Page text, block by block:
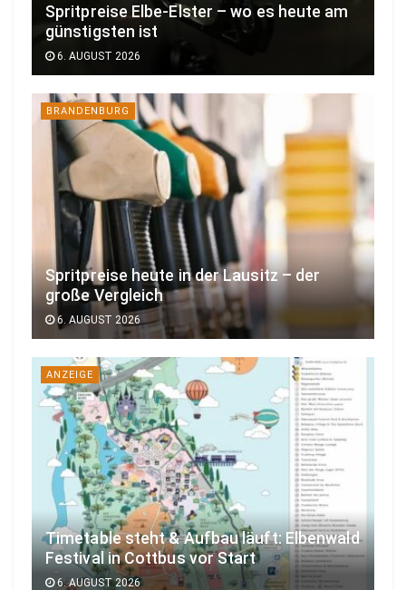
Spritpreise Elbe-Elster – wo es heute am
günstigsten ist
6. AUGUST 2026
BRANDENBURG
Spritpreise heute in der Lausitz – der
große Vergleich
6. AUGUST 2026
ANZEIGE
Timetable steht & Aufbau läuft: Elbenwald
Festival in Cottbus vor Start
6. AUGUST 2026